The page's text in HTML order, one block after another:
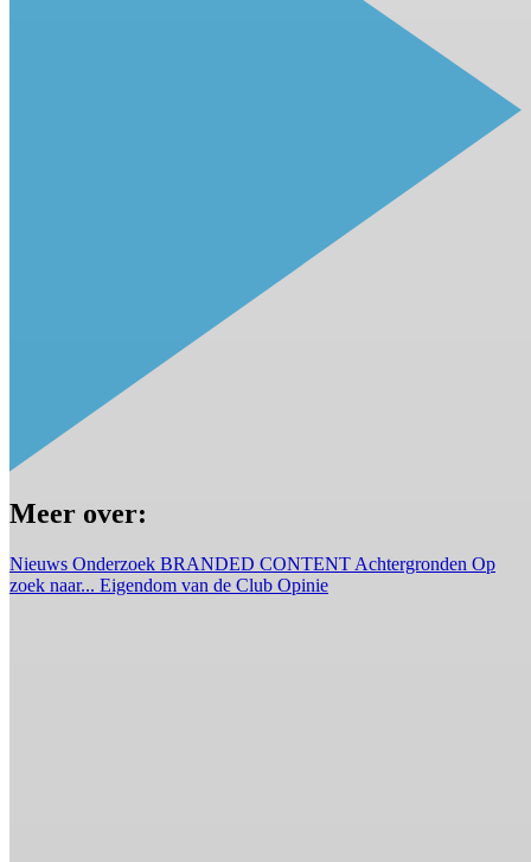
Meer over:
Nieuws Onderzoek BRANDED CONTENT Achtergronden Op
zoek naar... Eigendom van de Club Opinie